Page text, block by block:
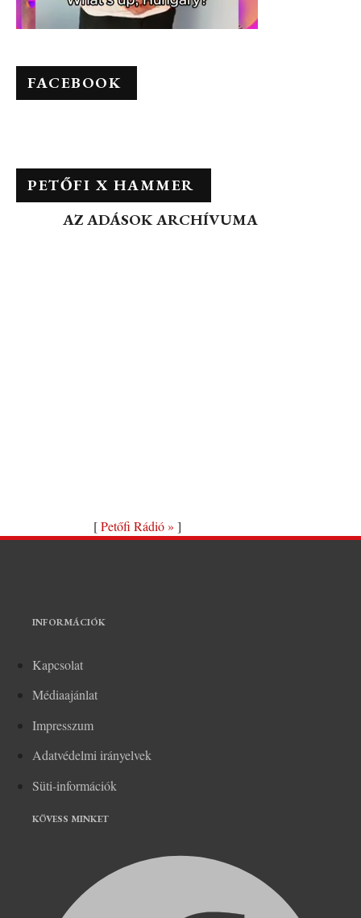
FACEBOOK
PETŐFI X HAMMER
AZ ADÁSOK ARCHÍVUMA
[Petőfi Rádió » ]
INFORMÁCIÓK
Kapcsolat
Médiaajánlat
Impresszum
Adatvédelmi irányelvek
Süti-információk
KÖVESS MINKET